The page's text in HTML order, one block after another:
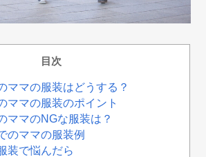
目次
ママの服装はどうする？
ママの服装のポイント
ママのNGな服装は？
のママの服装例
装で悩んだら